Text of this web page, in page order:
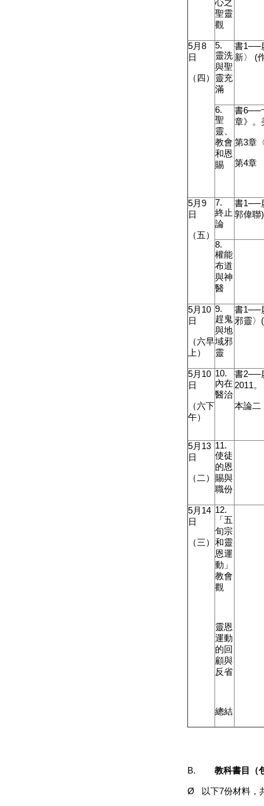
心之
聖靈
觀
5月8
日
（四）
5.
靈洗
與聖
靈充
滿
書1──
新〉 (
6.
聖
靈、
教會
和恩
賜
書6──
章》。
第3章
第4章
5月9
日
（五）
7.
終止
論
書1──
郭偉聯)
8.
權能
布道
與神
醫
5月 10
日
（六早
上）
9.
趕鬼
與地
域邪
靈
書1──
邪靈〉 (
5月 10
日
（六下
午）
10.
內在
醫治
書2──
2011。
本論二
5月 13
日
（二）
11.
使徒
的恩
賜與
職份
5月 14
日
（三）
12.
「五
旬宗
和靈
恩運
動」
教會
觀
靈恩
運動
的回
顧與
反省
總結
B.教科書目（
Ø 以下7份材料，